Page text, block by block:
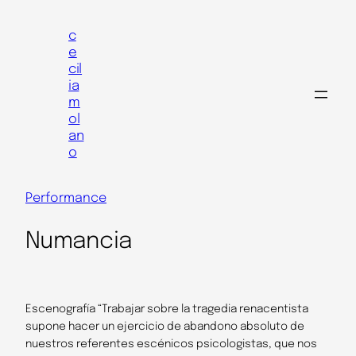
c
e
cil
ia
m
ol
an
o
Performance
Numancia
Escenografía “Trabajar sobre la tragedia renacentista
supone hacer un ejercicio de abandono absoluto de
nuestros referentes escénicos psicologistas, que nos